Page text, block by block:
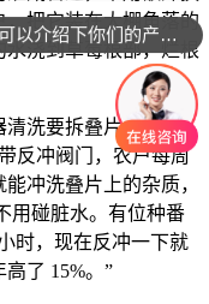
把它装在大棚角落的
浇到草莓根部，烂根
清洗要拆叠片、刷滤
反冲阀门，农户每周
冲洗叠片上的杂质，
用碰脏水。有位种番
时，现在反冲一下就
了 15%。”
可以介绍下你们的产品么